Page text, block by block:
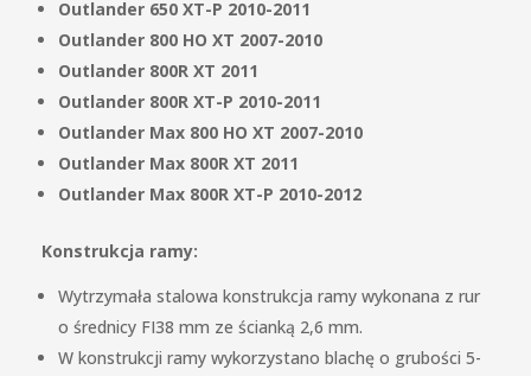
Outlander 650 XT-P 2010-2011
Outlander 800 HO XT 2007-2010
Outlander 800R XT 2011
Outlander 800R XT-P 2010-2011
Outlander Max 800 HO XT 2007-2010
Outlander Max 800R XT 2011
Outlander Max 800R XT-P 2010-2012
Konstrukcja ramy:
Wytrzymała stalowa konstrukcja ramy wykonana z rur
o średnicy FI38 mm ze ścianką 2,6 mm.
W konstrukcji ramy wykorzystano blachę o grubości 5-